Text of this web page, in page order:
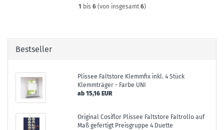
1 bis 6(von insgesamt 6)
Bestseller
Plissee Faltstore Klemmfix inkl. 4 Stück
Klemmträger - Farbe UNI
ab 15,16 EUR
Original Cosiflor Plissee Faltstore Faltrollo auf
Maß gefertigt Preisgruppe 4 Duette